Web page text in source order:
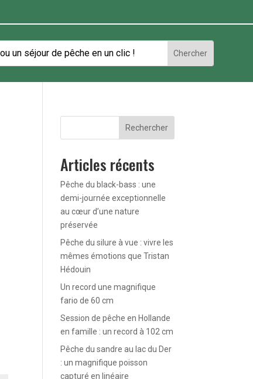
Rechercher
Articles récents
Pêche du black-bass : une
demi-journée exceptionnelle
au cœur d’une nature
préservée
Pêche du silure à vue : vivre les
mêmes émotions que Tristan
Hédouin
Un record une magnifique
fario de 60 cm
Session de pêche en Hollande
en famille : un record à 102 cm
Pêche du sandre au lac du Der
: un magnifique poisson
capturé en linéaire